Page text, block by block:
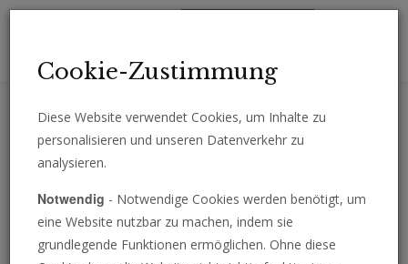
Erhalten Sie wichtige Analysen, Kommentare und Nachrichten
Cookie-Zustimmung
Diese Website verwendet Cookies, um Inhalte zu
personalisieren und unseren Datenverkehr zu
analysieren.
Notwendig - Notwendige Cookies werden benötigt, um
eine Website nutzbar zu machen, indem sie
grundlegende Funktionen ermöglichen. Ohne diese